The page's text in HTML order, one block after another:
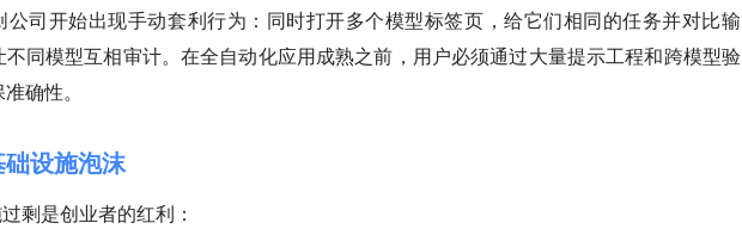
公司开始出现手动套利行为：同时打开多个模型标签页，给它们相同的任务并对比输
不同模型互相审计。在全自动化应用成熟之前，用户必须通过大量提示工程和跨模型验
确性。
设施泡沫
剩是创业者的红利：